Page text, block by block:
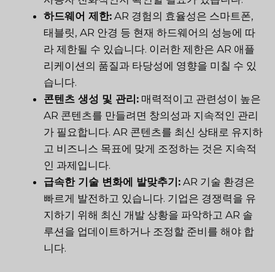
하드웨어 제한: AR 경험의 효율성은 스마트폰,
태블릿, AR 안경 등 현재 하드웨어의 성능에 따
라 제한될 수 있습니다. 이러한 제한은 AR 애플
리케이션의 품질과 타당성에 영향을 미칠 수 있
습니다.
콘텐츠 생성 및 관리: 매력적이고 관련성이 높은
AR 콘텐츠를 만들려면 창의성과 지속적인 관리
가 필요합니다. AR 콘텐츠를 최신 상태로 유지하
고 비즈니스 목표에 맞게 조정하는 것은 지속적
인 과제입니다.
급속한 기술 변화에 발맞추기: AR 기술 환경은
빠르게 발전하고 있습니다. 기업은 경쟁력을 유
지하기 위해 최신 개발 상황을 파악하고 AR 솔
루션을 업데이트하거나 조정할 준비를 해야 합
니다.